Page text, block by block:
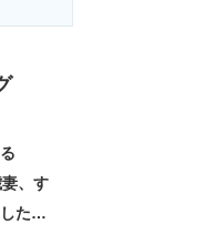
、す
た